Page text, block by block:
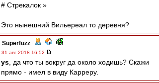
# Стрекалок »
Это нынешний Вильереал то деревня?
Superfuzz -
31 авг 2018 16:52
ys , да что ты вокруг да около ходишь? Скажи
прямо - имел в виду Карреру.